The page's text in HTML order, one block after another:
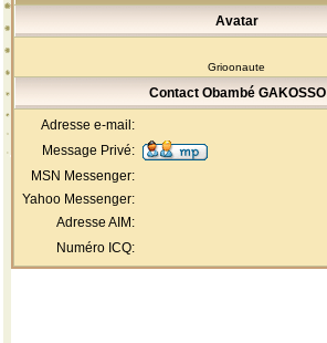
Avatar
Grioonaute
Contact Obambé GAKOSSO
Adresse e-mail:
Message Privé:
MSN Messenger:
Yahoo Messenger:
Adresse AIM:
Numéro ICQ: